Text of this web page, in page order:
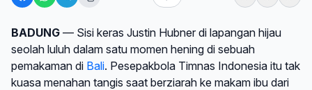
BADUNG — Sisi keras Justin Hubner di lapangan hijau
seolah luluh dalam satu momen hening di sebuah
pemakaman di Bali. Pesepakbola Timnas Indonesia itu tak
kuasa menahan tangis saat berziarah ke makam ibu dari